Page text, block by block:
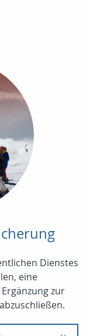
Dienstes
eine
zur